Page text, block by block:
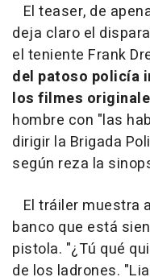
El teaser, de
deja claro el
el teniente Frank
del patoso policía
los filmes
hombre con "las
dirigir la Brigada
según reza la
El tráiler muestra
banco que está
pistola. "¿Tú qué
de los ladrones.